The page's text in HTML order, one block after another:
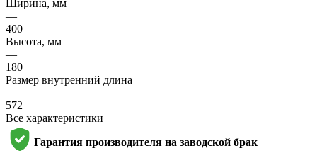
Ширина, мм
—
400
Высота, мм
—
180
Размер внутренний длина
—
572
Все характеристики
Гарантия производителя на заводской брак